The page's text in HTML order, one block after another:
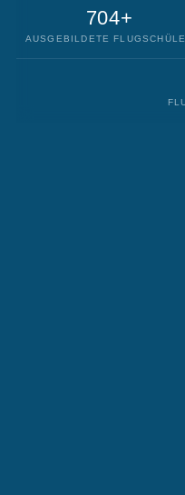
704+
AUSGEBILDETE